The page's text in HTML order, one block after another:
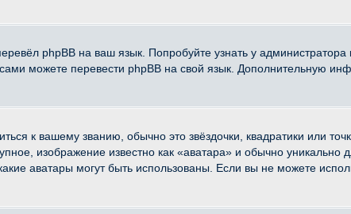
phpBB на ваш язык. Попробуйте узнать у
сами можете перевести phpBB на свой язык. Дополнительную
к вашему званию, обычно это звёздочки, квадратики или
изображение известно как «аватара» и обычно уникально
аватары могут быть использованы. Если вы не можете